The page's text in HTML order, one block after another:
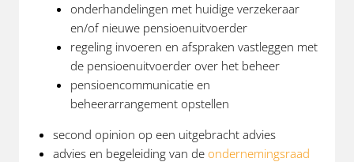
onderhandelingen met huidige verzekeraar
en/of nieuwe pensioenuitvoerder
regeling invoeren en afspraken vastleggen met
de pensioenuitvoerder over het beheer
pensioencommunicatie en
beheerarrangement opstellen
second opinion op een uitgebracht advies
advies en begeleiding van de ondernemingsraad